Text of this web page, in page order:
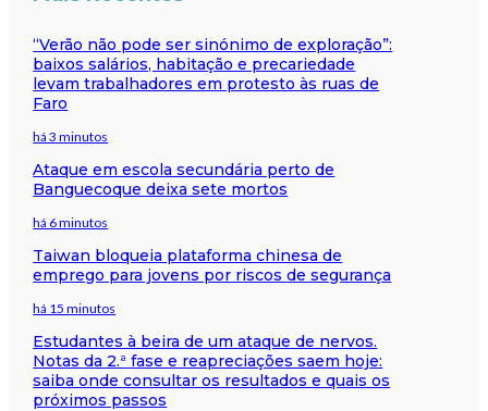
“Verão não pode ser sinónimo de exploração”:
baixos salários, habitação e precariedade
levam trabalhadores em protesto às ruas de
Faro
há 3 minutos
Ataque em escola secundária perto de
Banguecoque deixa sete mortos
há 6 minutos
Taiwan bloqueia plataforma chinesa de
emprego para jovens por riscos de segurança
há 15 minutos
Estudantes à beira de um ataque de nervos.
Notas da 2.ª fase e reapreciações saem hoje:
saiba onde consultar os resultados e quais os
próximos passos